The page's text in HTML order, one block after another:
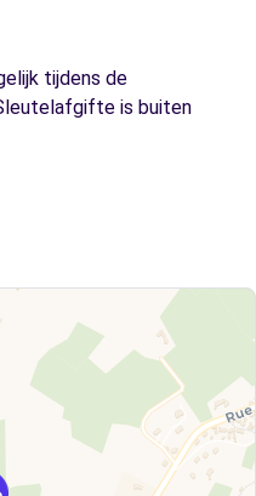
tijdens de
is buiten